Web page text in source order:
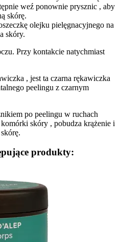
weź ponownie prysznic , aby
skórę.
olejku pielęgnacyjnego na
skóry.
Przy kontakcie natychmiast
, jest ta czarna rękawiczka
peelingu z czarnym
po peelingu w ruchach
skóry , pobudza krążenie i
produkty: